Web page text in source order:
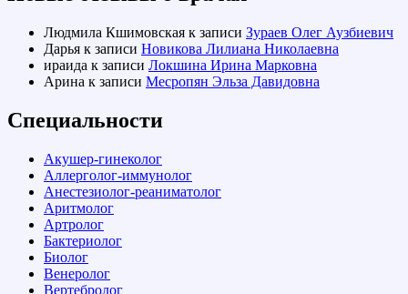
Людмила Кшимовская к записи Зураев Олег Аузбиевич
Дарья к записи Новикова Лилиана Николаевна
ираида к записи Локшина Ирина Марковна
Арина к записи Месропян Эльза Давидовна
Специальности
Акушер-гинеколог
Аллерголог-иммунолог
Анестезиолог-реаниматолог
Аритмолог
Артролог
Бактериолог
Биолог
Венеролог
Вертебролог